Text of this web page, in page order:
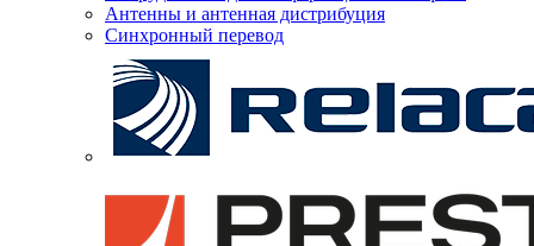
Антенны и антенная дистрибуция
Синхронный перевод